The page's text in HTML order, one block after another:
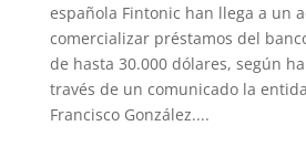
española Fintonic han llega a un
comercializar préstamos del
de hasta 30.000 dólares, según
través de un comunicado la
Francisco González....